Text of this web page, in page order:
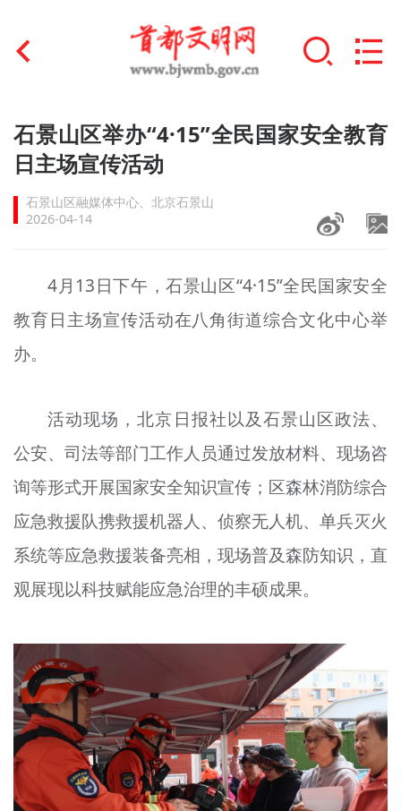
首页
文明创建
文明实践
未成年人思想道德建设
榜样人物
+
文明评论
北京宣传文化引导基金
宣传思想文化人才
专题
资料库
石景山区举办“4·15”全民国家安全教育
日主场宣传活动
石景山区融媒体中心、北京石景山
2026-04-14
4月13日下午，石景山区“4·15”全民国家安全
教育日主场宣传活动在八角街道综合文化中心举
办。
活动现场，北京日报社以及石景山区政法、
公安、司法等部门工作人员通过发放材料、现场咨
询等形式开展国家安全知识宣传；区森林消防综合
应急救援队携救援机器人、侦察无人机、单兵灭火
系统等应急救援装备亮相，现场普及森防知识，直
观展现以科技赋能应急治理的丰硕成果。